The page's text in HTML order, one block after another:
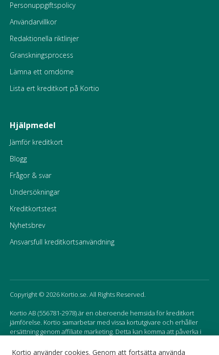
Kortio använder cookies. Genom att fortsätta använda
Personuppgiftspolicy
Användarvillkor
Redaktionella riktlinjer
Granskningsprocess
Lämna ett omdöme
Lista ert kreditkort på Kortio
Hjälpmedel
Jämför kreditkort
Blogg
Frågor & svar
Undersökningar
Kreditkortstest
Nyhetsbrev
Ansvarsfull kreditkortsanvändning
Copyright © 2026 Kortio.se. All Rights Reserved.
Kortio AB (556781-2978) är en oberoende hemsida för kreditkort
jämförelse. Kortio samarbetar med vissa kortutgivare och erhåller
ersättning genom affiliate marketing. Detta kan komma att påverka i